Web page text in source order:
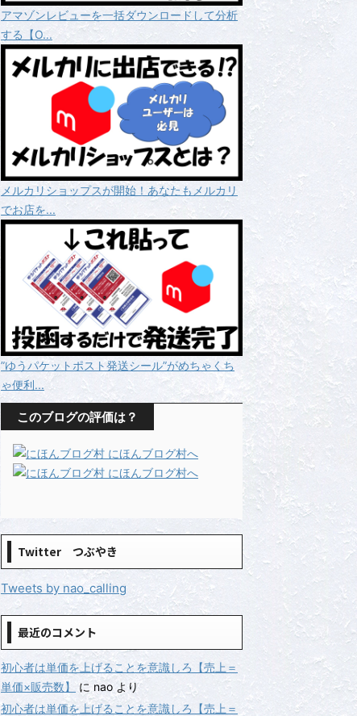
アマゾンレビューを一括ダウンロードして分析
する【O...
メルカリショップスが開始！あなたもメルカリ
でお店を...
”ゆうパケットポスト発送シール”がめちゃくち
ゃ便利...
このブログの評価は？
Twitter つぶやき
Tweets by nao_calling
最近のコメント
初心者は単価を上げることを意識しろ【売上＝
単価×販売数】
に nao より
初心者は単価を上げることを意識しろ【売上＝